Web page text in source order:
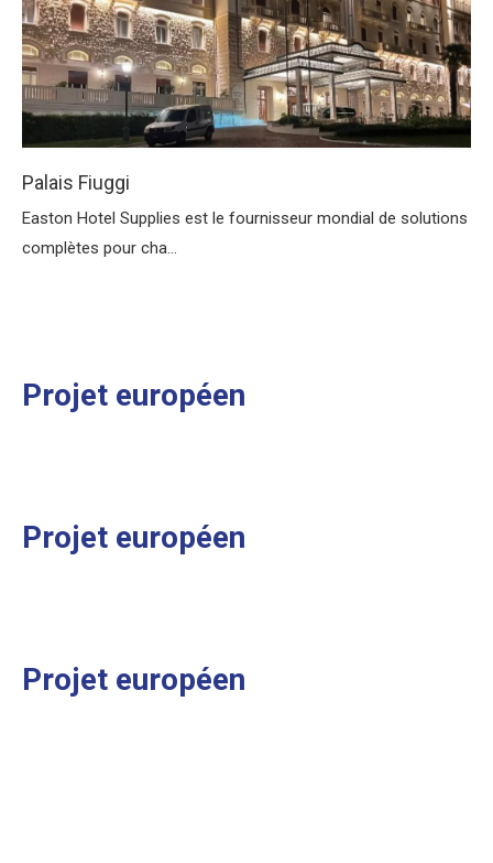
Palais Fiuggi
Easton Hotel Supplies est le fournisseur mondial de solutions
complètes pour cha...
Projet européen
Projet européen
Projet européen